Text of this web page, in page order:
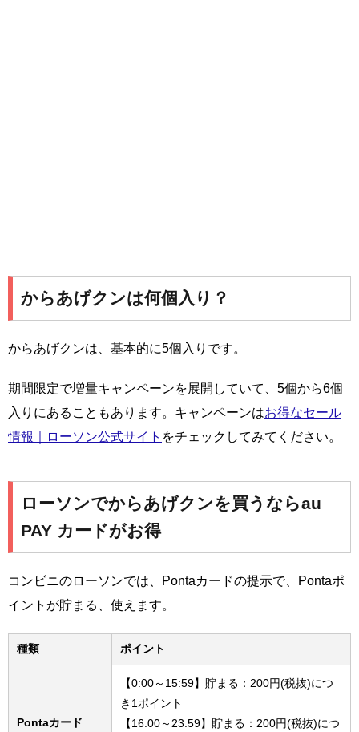
からあげクンは何個入り？
からあげクンは、基本的に5個入りです。
期間限定で増量キャンペーンを展開していて、5個から6個
入りにあることもあります。キャンペーンはお得なセール
情報｜ローソン公式サイト をチェックしてみてください。
ローソンでからあげクンを買うならau
PAY カードがお得
コンビニのローソンでは、Pontaカードの提示で、Pontaポ
イントが貯まる、使えます。
種類 ポイント
Pontaカード
【0:00～15:59】貯まる：200円(税抜)につ
き1ポイント
【16:00～23:59】貯まる：200円(税抜)につ